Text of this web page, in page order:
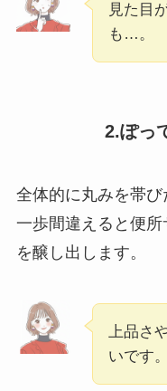
見た目
も…。
2.ぽっ
全体的に丸みを帯び
一歩間違えると便
を醸し出します。
上品さ
いです。